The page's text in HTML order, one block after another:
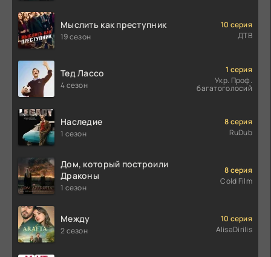
Мыслить как преступник
19 сезон
10 серия
ДТВ
Тед Лассо
4 сезон
1 серия
Укр. Проф.
багатоголосий
Наследие
1 сезон
8 серия
RuDub
Дом, который построили
Драконы
1 сезон
8 серия
Cold Film
Между
2 сезон
10 серия
AlisaDirilis